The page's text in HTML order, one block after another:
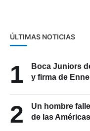
ÚLTIMAS NOTICIAS
1
Boca Juniors
y firma de
2
Un hombre
de las Américas